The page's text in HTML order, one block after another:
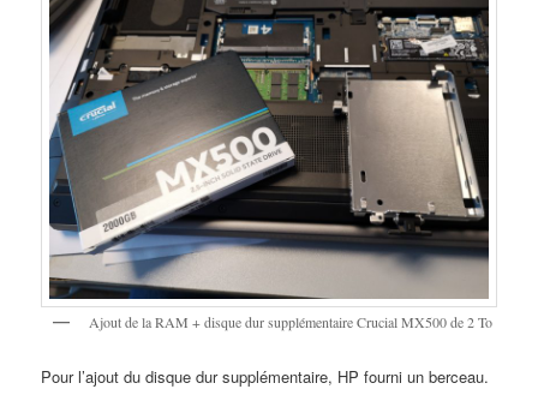
Ajout de la RAM + disque dur supplémentaire Crucial MX500 de 2 To
Pour l’ajout du disque dur supplémentaire, HP fourni un berceau.